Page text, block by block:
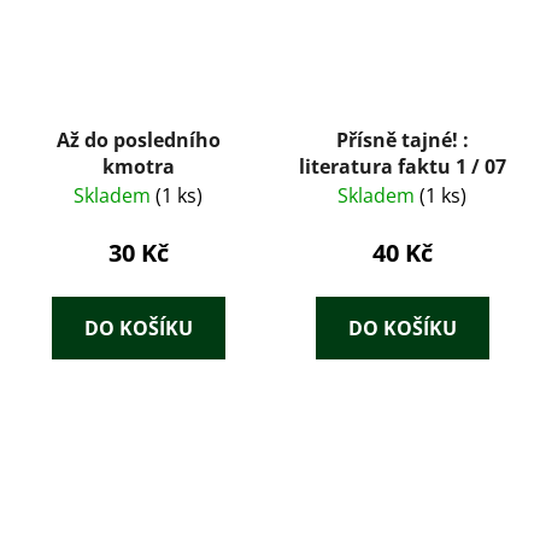
Až do posledního
kmotra
Skladem (1 ks)
30 Kč
DO KOŠÍKU
Přísně tajné! :
literatura faktu 1 / 07
Skladem (1 ks)
40 Kč
DO KOŠÍKU